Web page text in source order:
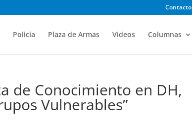
Contacto
Policía Plaza de Armas Videos Columnas
de Conocimiento en DH,
Vulnerables”